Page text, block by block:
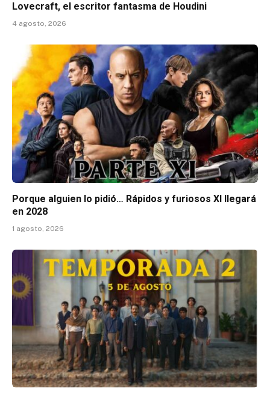
Lovecraft, el escritor fantasma de Houdini
4 agosto, 2026
Porque alguien lo pidió… Rápidos y furiosos XI llegará
en 2028
1 agosto, 2026